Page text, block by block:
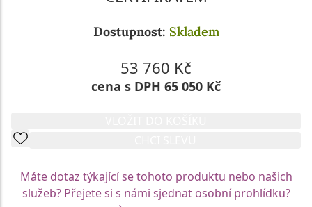
Dostupnost: Skladem
53 760 Kč
cena s DPH 65 050 Kč
Máte dotaz týkající se tohoto produktu nebo našich
služeb? Přejete si s námi sjednat osobní prohlídku?